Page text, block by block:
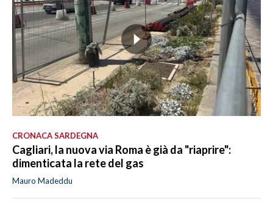
CRONACA SARDEGNA
Cagliari, la nuova via Roma è già da "riaprire":
dimenticata la rete del gas
Mauro Madeddu